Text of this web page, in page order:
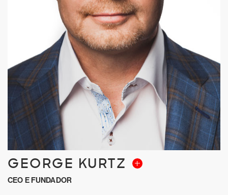
GEORGE KURTZ
CEO E FUNDADOR